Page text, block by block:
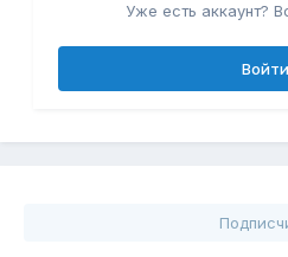
Уже есть аккаунт?
Войти